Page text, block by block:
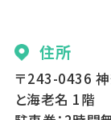
住所
〒243-0436
と海老名 1階